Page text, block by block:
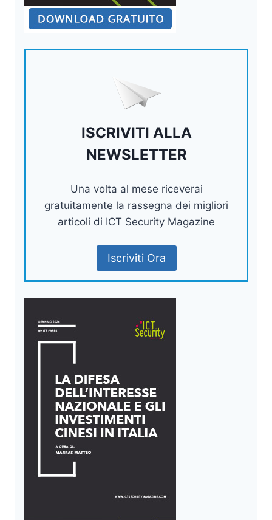
ISCRIVITI ALLA
NEWSLETTER
Una volta al mese riceverai
gratuitamente la rassegna dei migliori
articoli di ICT Security Magazine
Iscriviti Ora